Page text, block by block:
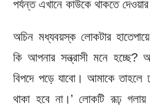
পর্যন্ত এখানে কাউকে থাকতে
অচিন মধ্যবয়স্ক লোকটার
কি আপনার সন্ত্রাসী মনে হচ্ছে?
বিপদে পড়ে যাবো। আমাকে তাহলে
থাকা হবে না।’ লোকটি রূঢ়